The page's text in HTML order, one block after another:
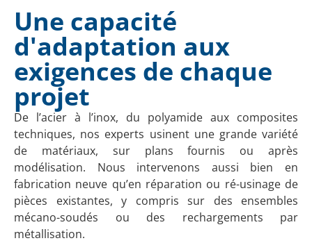
Une capacité
d'adaptation aux
exigences de chaque
projet
De l’acier à l’inox, du polyamide aux composites
techniques, nos experts usinent une grande variété
de matériaux, sur plans fournis ou après
modélisation. Nous intervenons aussi bien en
fabrication neuve qu’en réparation ou ré-usinage de
pièces existantes, y compris sur des ensembles
mécano-soudés ou des rechargements par
métallisation.